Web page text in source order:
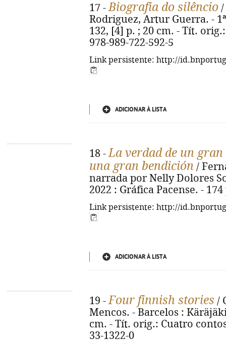
17 -Biografia do silêncio /
Rodriguez, Artur Guerra. -
132, [4] p. ; 20 cm. - Tít.
978-989-722-592-5
Link persistente: http://
ADICIONAR À LISTA
18 -La verdad de un
una gran bendición /
narrada por Nelly Dolores
2022 : Gráfica Pacense. -
Link persistente: http://
ADICIONAR À LISTA
19 -Four finnish stories /
Mencos. - Barcelos :
cm. - Tít. orig.: Cuatro
33-1322-0